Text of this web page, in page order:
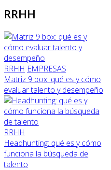
RRHH
RRHH EMPRESAS
Matriz 9 box: qué es y cómo
evaluar talento y desempeño
RRHH
Headhunting: qué es y cómo
funciona la búsqueda de
talento